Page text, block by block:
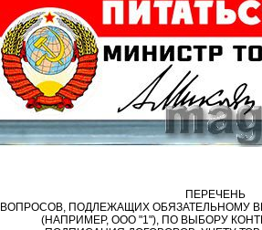
ПЕРЕЧЕНЬ
ВОПРОСОВ, ПОДЛЕЖАЩИХ ОБЯЗАТЕЛЬНОМУ
(НАПРИМЕР, ООО "1"), ПО ВЫБОРУ